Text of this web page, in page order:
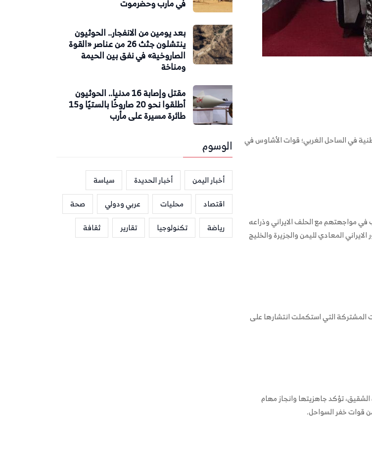
15 ديسمبر، قائد المقاومة الوطنية في الساحل الغربي؛ قوات الأشاوس في
في مواجهتهم مع الحلف الايراني وذراعه
المعادي لليمن والجزيرة والخليج
التي استكملت انتشارها على
تؤكد جاهزيتها وانجاز مهام
قوات خفر السواحل.
في مأرب وحضرموت
بعد يومين من الانفجار.. الحوثيون
ينتشلون جثث 26 من عناصر «القوة
الصاروخية» في نفق بين الحيمة
ومناخة
مقتل وإصابة 16 مدنيا.. الحوثيون
أطلقوا نحو 20 صاروخًا بالستيًا و15
طائرة مسيرة على مأرب
الوسوم
أخبار اليمن أخبار الحديدة
سياسة
اقتصاد
محليات عربي ودولي
صحة
رياضة
تكنولوجيا تقارير ثقافة